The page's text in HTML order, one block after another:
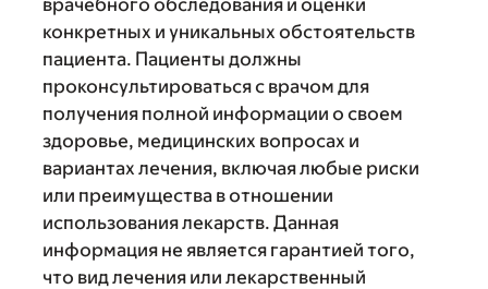
конкретных и уникальных обстоятельств
пациента. Пациенты должны
проконсультироваться с врачом для
получения полной информации о своем
здоровье, медицинских вопросах и
вариантах лечения, включая любые риски
или преимущества в отношении
использования лекарств. Данная
информация не является гарантией того,
что вид лечения или лекарственный